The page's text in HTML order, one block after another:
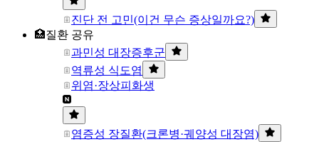
진단 전 고민(이건 무슨 증상일까요?)
🏥질환 공유
과민성 대장증후군
역류성 식도염
위염·장상피화생
염증성 장질환(크론병·궤양성 대장염)